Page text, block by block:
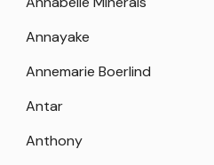
Annayake
Annemarie Boerlind
Antar
Anthony